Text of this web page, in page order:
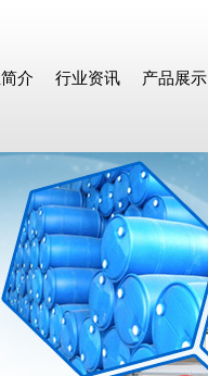
介 行业资讯 产品展示